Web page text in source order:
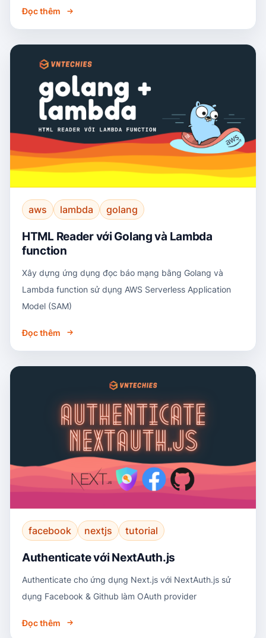
Đọc thêm
aws lambda golang
HTML Reader với Golang và Lambda
function
Xây dựng ứng dụng đọc báo mạng bằng Golang và
Lambda function sử dụng AWS Serverless Application
Model (SAM)
Đọc thêm
facebook nextjs tutorial
Authenticate với NextAuth.js
Authenticate cho ứng dụng Next.js với NextAuth.js sử
dụng Facebook & Github làm OAuth provider
Đọc thêm